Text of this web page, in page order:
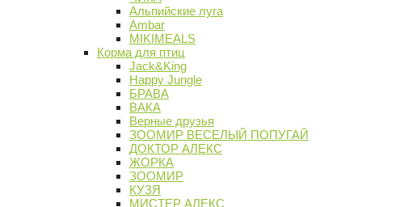
Альпийские луга
Ambar
MIKIMEALS
Корма для птиц
Jack&King
Happy Jungle
БРАВА
ВАКА
Верные друзья
ЗООМИР ВЕСЕЛЫЙ ПОПУГАЙ
ДОКТОР АЛЕКС
ЖОРКА
ЗООМИР
КУЗЯ
МИСТЕР АЛЕКС